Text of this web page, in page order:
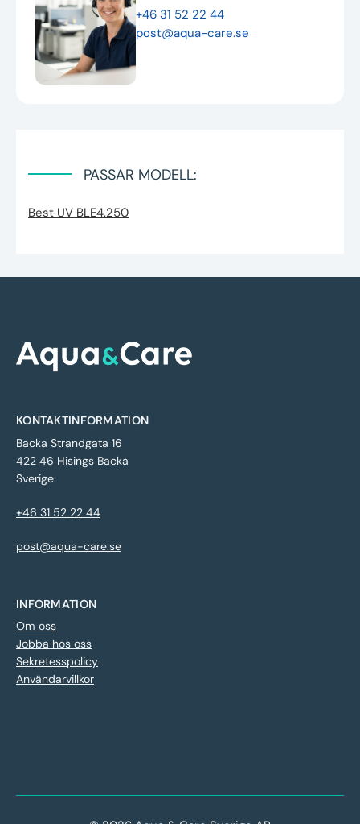
+46 31 52 22 44
post@aqua-care.se
PASSAR MODELL:
Best UV BLE4.250
KONTAKTINFORMATION
Backa Strandgata 16
422 46 Hisings Backa
Sverige
+46 31 52 22 44
post@aqua-care.se
INFORMATION
Om oss
Jobba hos oss
Sekretesspolicy
Användarvillkor